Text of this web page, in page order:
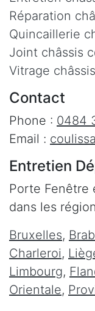
Réparation
Quincaillerie
Joint châssis
Vitrage
Contact
Phone : 0484
Email :
Entretien
Porte Fenêtre
dans les
Bruxelles,
Charleroi,
Limbourg,
Orientale,